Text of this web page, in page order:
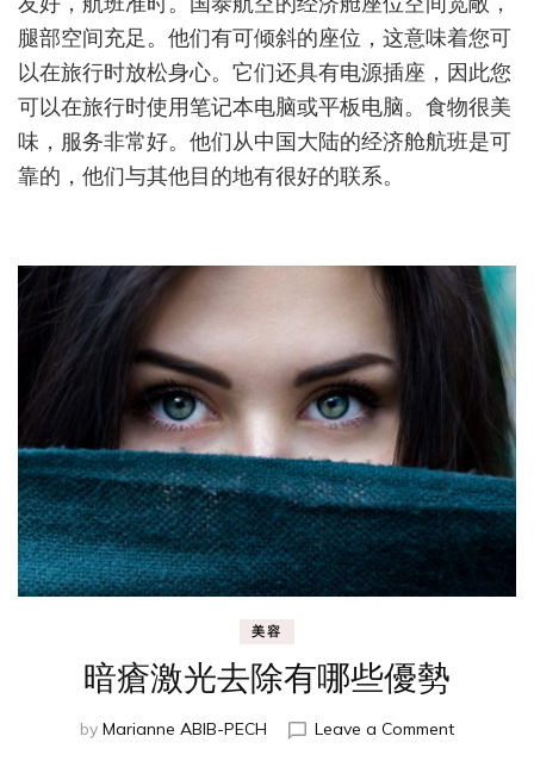
腿部空间充足。他们有可倾斜的座位，这意味着您可
以在旅行时放松身心。它们还具有电源插座，因此您
可以在旅行时使用笔记本电脑或平板电脑。食物很美
味，服务非常好。他们从中国大陆的经济舱航班是可
靠的，他们与其他目的地有很好的联系。
美容
暗瘡激光去除有哪些優勢
by Marianne ABIB-PECH Leave a Commenton